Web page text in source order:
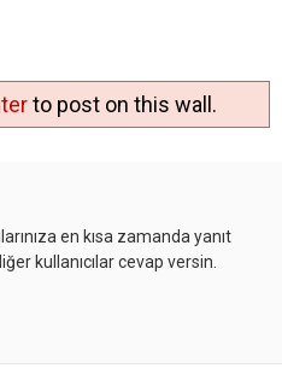
to post on this wall.
en kısa zamanda yanıt
kullanıcılar cevap versin.